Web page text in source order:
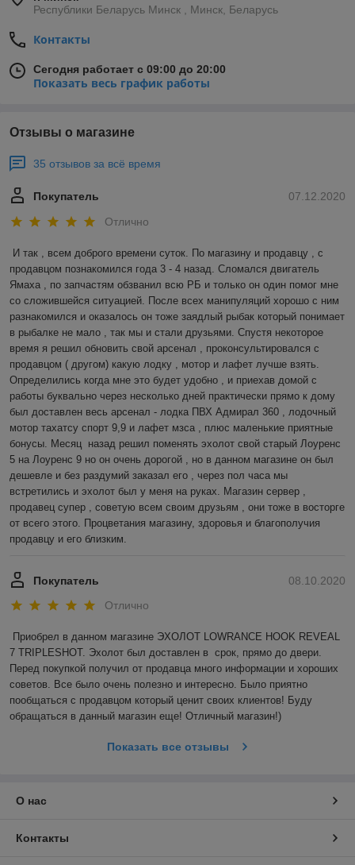
Республики Беларусь Минск , Минск, Беларусь
Контакты
Сегодня работает с 09:00 до 20:00
Показать весь график работы
Отзывы о магазине
35 отзывов за всё время
07.12.2020
Покупатель
Отлично
И так , всем доброго времени суток. По магазину и продавцу , с
продавцом познакомился года 3 - 4 назад. Сломался двигатель
Ямаха , по запчастям обзванил всю РБ и только он один помог мне
со сложившейся ситуацией. После всех манипуляций хорошо с ним
разнакомился и оказалось он тоже заядлый рыбак который понимает
в рыбалке не мало , так мы и стали друзьями. Спустя некоторое
время я решил обновить свой арсенал , проконсультировался с
продавцом ( другом) какую лодку , мотор и лафет лучше взять.
Определились когда мне это будет удобно , и приехав домой с
работы буквально через несколько дней практически прямо к дому
был доставлен весь арсенал - лодка ПВХ Адмирал 360 , лодочный
мотор тахатсу спорт 9,9 и лафет мзса , плюс маленькие приятные
бонусы. Месяц  назад решил поменять эхолот свой старый Лоуренс
5 на Лоуренс 9 но он очень дорогой , но в данном магазине он был
дешевле и без раздумий заказал его , через пол часа мы
встретились и эхолот был у меня на руках. Магазин сервер ,
продавец супер , советую всем своим друзьям , они тоже в восторге
от всего этого. Процветания магазину, здоровья и благополучия
продавцу и его близким.
08.10.2020
Покупатель
Отлично
Приобрел в данном магазине ЭХОЛОТ LOWRANCE HOOK REVEAL
7 TRIPLESHOT. Эхолот был доставлен в  срок, прямо до двери.
Перед покупкой получил от продавца много информации и хороших
советов. Все было очень полезно и интересно. Было приятно
пообщаться с продавцом который ценит своих клиентов! Буду
обращаться в данный магазин еще! Отличный магазин!)
Показать все отзывы
О нас
Контакты